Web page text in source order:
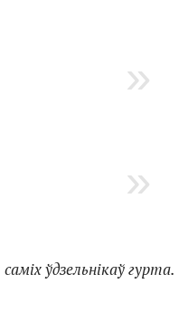
ўдзельнікаў гурта.